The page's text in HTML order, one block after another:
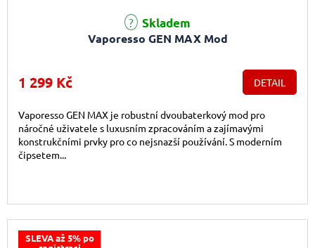
Vaporesso GEN MAX Mod
Skladem
1 299 Kč DETAIL
Vaporesso GEN MAX je robustní dvoubaterkový mod pro
náročné uživatele s luxusním zpracováním a zajímavými
konstrukčními prvky pro co nejsnazší používání. S moderním
čipsetem...
SLEVA až 5% po